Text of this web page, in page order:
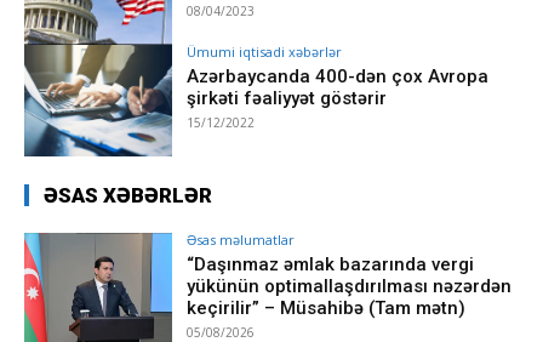
08/04/2023
Ümumi iqtisadi xəbərlər
Azərbaycanda 400-dən çox Avropa
şirkəti fəaliyyət göstərir
15/12/2022
ƏSAS XƏBƏRLƏR
Əsas məlumatlar
“Daşınmaz əmlak bazarında vergi
yükünün optimallaşdırılması nəzərdən
keçirilir” – Müsahibə (Tam mətn)
05/08/2026